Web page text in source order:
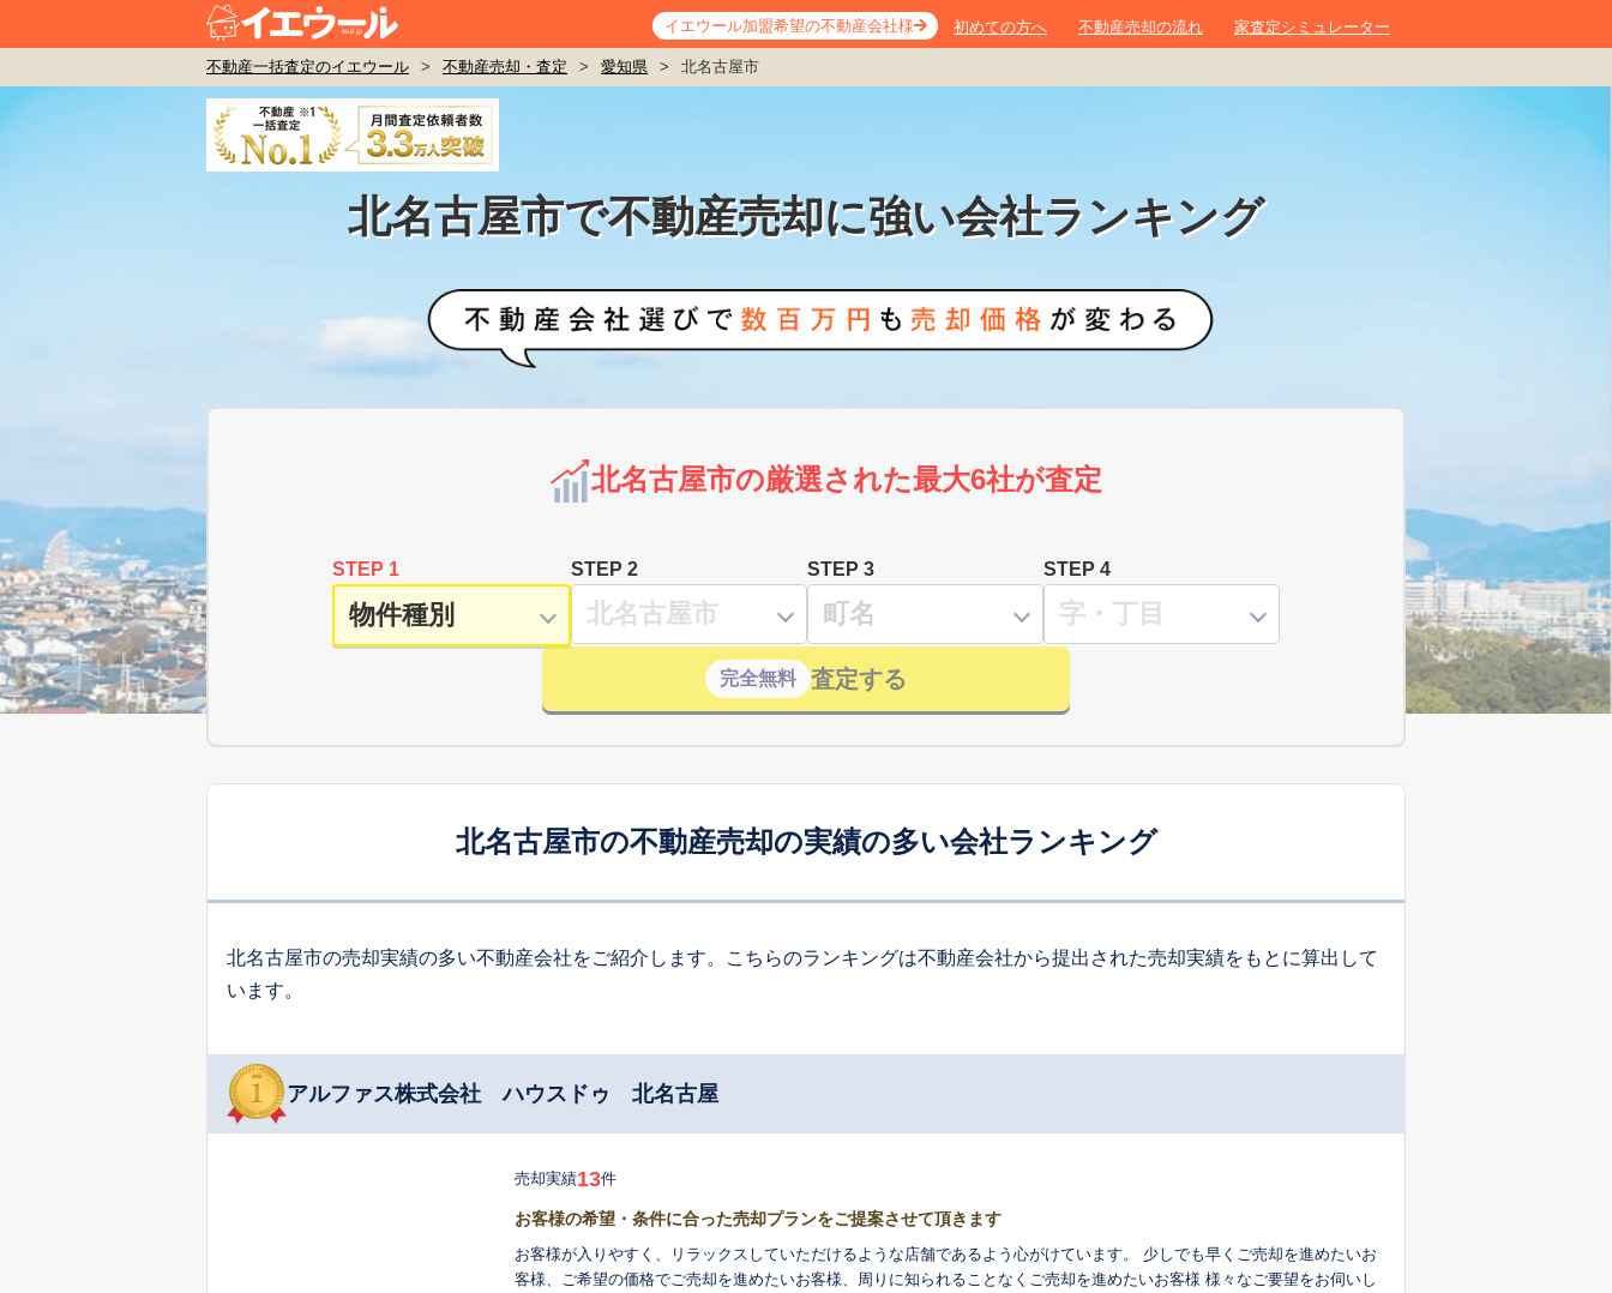
イエウール加盟希望の不動産会社様 初めての方へ 不動産売却の流れ 家査定シミュレーター
不動産一括査定のイエウール > 不動産売却・査定 > 愛知県 > 北名古屋市
北名古屋市で不動産売却に強い会社ランキング
北名古屋市の厳選された最大6社が査定
STEP 1 STEP 2 STEP 3 STEP 4
完全無料 査定する
北名古屋市の不動産売却の実績の多い会社ランキング
北名古屋市の売却実績の多い不動産会社をご紹介します。こちらのランキングは不動産会社から提出された売却実績をもとに算出して
います。
アルファス株式会社 ハウスドゥ 北名古屋
売却実績13件
お客様の希望・条件に合った売却プランをご提案させて頂きます
お客様が入りやすく、リラックスしていただけるような店舗であるよう心がけています。 少しでも早くご売却を進めたいお
客様、ご希望の価格でご売却を進めたいお客様、周りに知られることなくご売却を進めたいお客様 様々なご要望をお伺いし